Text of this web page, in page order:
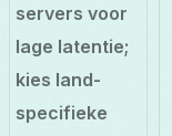
servers voor
lage latentie;
kies land-
specifieke